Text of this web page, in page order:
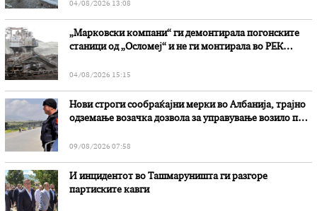
04/08/2026 13:08
„Марковски компани“ ги демонтирала погонските
станици од „Осломеј“ и не ги монтирала во РЕК
04/08/2026 15:15
Нови строги сообраќајни мерки во Aлбанија, трајно
одземање возачка дозвола за управување возило под
09/08/2026 07:58
И инцидентот во Ташмаруништa ги разгоре
партиските кавги